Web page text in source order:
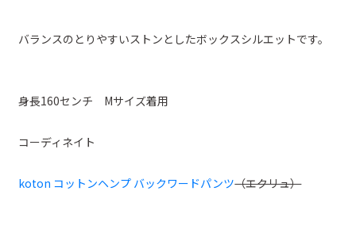
バランスのとりやすいストンとしたボックスシルエットです。
身長160センチ Mサイズ着用
コーディネイト
koton コットンヘンプ バックワードパンツ（エクリュ）